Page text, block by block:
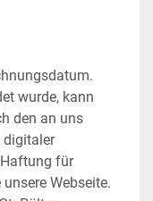
wurde, kann
den an uns
digitaler
für
Webseite.